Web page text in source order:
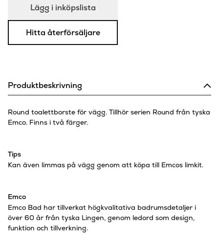
Lägg i inköpslista
Hitta återförsäljare
Produktbeskrivning
Round toalettborste för vägg. Tillhör serien Round från tyska
Emco. Finns i två färger.
Tips
Kan även limmas på vägg genom att köpa till Emcos limkit.
Emco
Emco Bad har tillverkat högkvalitativa badrumsdetaljer i
över 60 år från tyska Lingen, genom ledord som design,
funktion och tillverkning.